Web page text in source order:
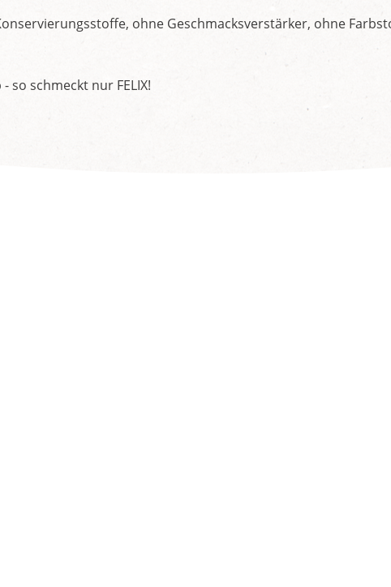
ohne Geschmacksverstärker, ohne
so schmeckt nur FELIX!